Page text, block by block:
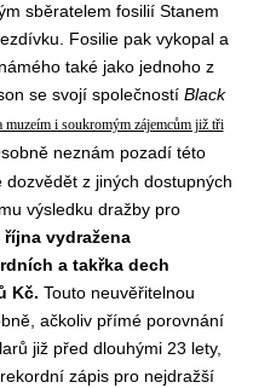
sběratelem fosilií Stanem
Fosilie pak vykopal a
také jako jednoho z
se svojí společností Black
i soukromým zájemcům již tři
neznám pozadí této
z jiných dostupných
výsledku dražby pro
vydražena
a takřka dech
Kč. Touto neuvěřitelnou
ačkoliv přímé porovnání
již před dlouhými 23 lety,
zápis pro nejdražší